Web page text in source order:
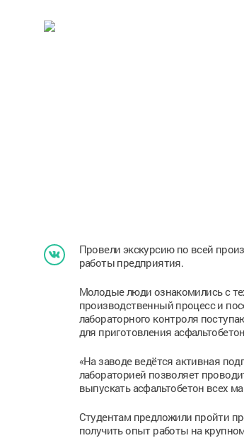
Провели экскурсию по всей
работы предприятия.
Молодые люди ознакомились с
производственный процесс и
лабораторного контроля
для приготовления
«На заводе ведётся активная
лабораторией позволяет
выпускать асфальтобетон всех
Студентам предложили пройти
получить опыт работы на